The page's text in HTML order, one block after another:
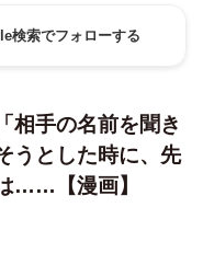
検索でフォローする
相手の名前を聞き
うとした時に、先
……【漫画】